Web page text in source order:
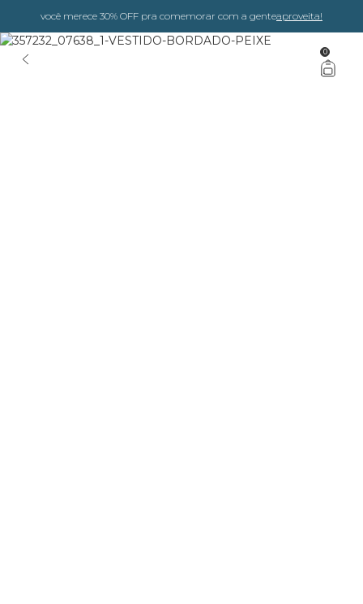
você merece 30% OFF pra comemorar com a genteaproveita!
0